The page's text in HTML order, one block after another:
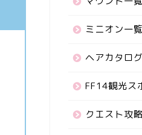
ミニオン一覧
ヘアカタログ
FF14観光ス
クエスト攻略